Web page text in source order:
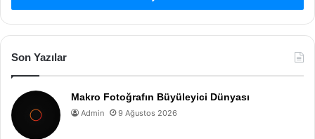
Son Yazılar
Makro Fotoğrafın Büyüleyici Dünyası
Admin 9 Ağustos 2026